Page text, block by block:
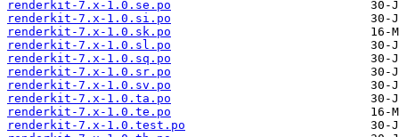
renderkit-7.x-1.0.se.po
renderkit-7.x-1.0.si.po
renderkit-7.x-1.0.sk.po
renderkit-7.x-1.0.sl.po
renderkit-7.x-1.0.sq.po
renderkit-7.x-1.0.sr.po
renderkit-7.x-1.0.sv.po
renderkit-7.x-1.0.ta.po
renderkit-7.x-1.0.te.po
renderkit-7.x-1.0.test.po